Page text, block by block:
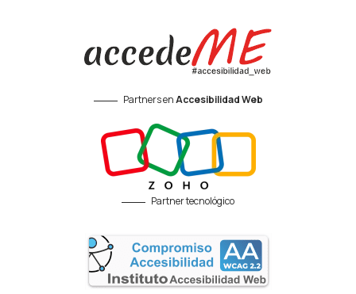
Partners enAccesibilidad Web
Partner tecnológico